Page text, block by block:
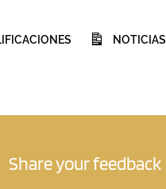
NOTICIAS
Share your feedback